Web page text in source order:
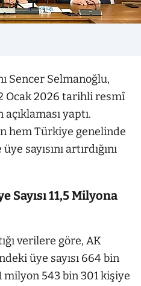
Sencer Selmanoğlu,
2 Ocak 2026 tarihli resmî
yaptı.
hem Türkiye genelinde
sayısını artırdığını
Sayısı 11,5 Milyona
verilere göre, AK
üye sayısı 664 bin
543 bin 301 kişiye